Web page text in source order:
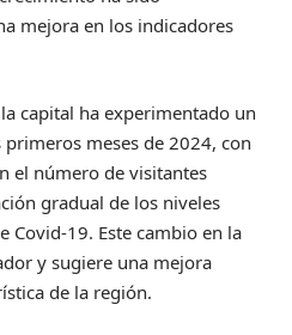
mejora en los indicadores
capital ha experimentado un
meses de 2024, con
el número de visitantes
gradual de los niveles
Covid-19. Este cambio en la
y sugiere una mejora
de la región.